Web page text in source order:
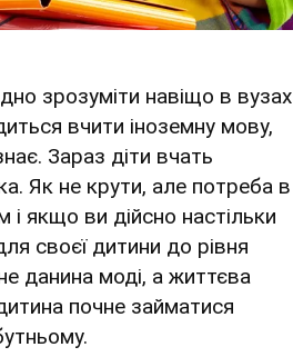
зрозуміти навіщо в вузах
вчити іноземну мову,
Зараз діти вчать
Як не крути, але потреба в
якщо ви дійсно настільки
своєї дитини до рівня
данина моді, а життєва
почне займатися